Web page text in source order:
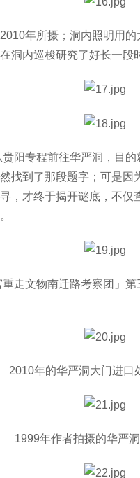
年所摄；洞内照明用
洞内巡梭研究了好长一段
阳专程前往华严洞，目
找到了那段题字；可是
，才终于揭开谜底，不仅
走文物南迁路考察团」
2010年的华严洞大门进口
1999年作者拍摄的华严洞